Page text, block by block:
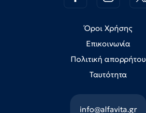
Όροι Χρήσης
Επικοινωνία
Πολιτική απορρήτου
Ταυτότητα
info@alfavita.gr